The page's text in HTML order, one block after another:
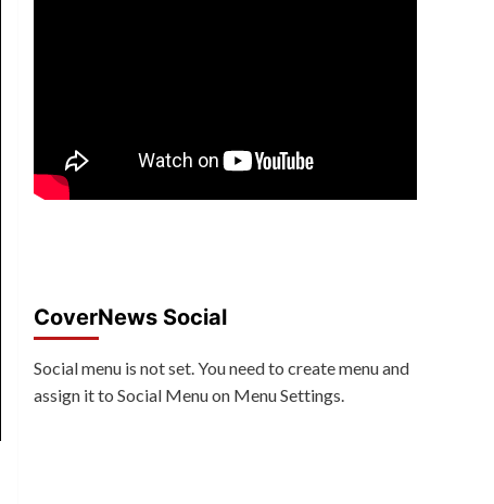
CoverNews Social
Social menu is not set. You need to create menu and
assign it to Social Menu on Menu Settings.